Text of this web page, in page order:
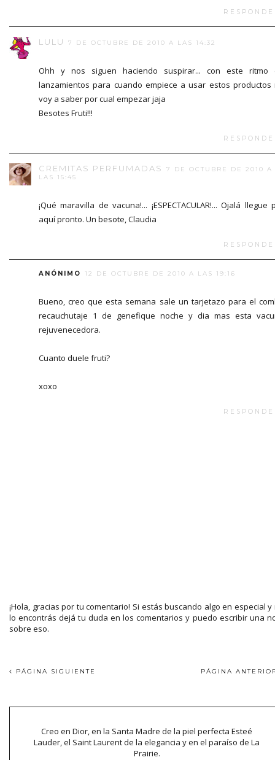
LULU 7 DE OCTUBRE DE 2010 A LAS 14:32
Ohh y nos siguen haciendo suspirar... con este ritmo
lanzamientos para cuando empiece a usar estos productos
voy a saber por cual empezar jaja
Besotes Fruti!!!
CREMITAS PERFUMADAS
7 DE OCTUBRE DE 2010 A
LAS 15:45
¡Qué maravilla de vacuna!... ¡ESPECTACULAR!... Ojalá llegue
aquí pronto. Un besote, Claudia
ANÓNIMO 12 DE OCTUBRE DE 2010 A LAS 19:16
Bueno, creo que esta semana sale un tarjetazo para el
recauchutaje 1 de genefique noche y dia mas esta
rejuvenecedora.
Cuanto duele fruti?
xoxo
¡Hola, gracias por tu comentario! Si estás buscando algo en especial y
lo encontrás dejá tu duda en los comentarios y puedo escribir una
sobre eso.
PÁGINA SIGUIENTE PÁGINA
Creo en Dior, en la Santa Madre de la piel perfecta Esteé
Lauder, el Saint Laurent de la elegancia y en el paraíso de La
Prairie.